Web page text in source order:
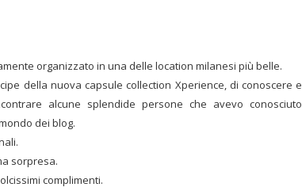
organizzato in una delle location milanesi più belle.
della nuova capsule collection Xperience, di conoscere e
alcune splendide persone che avevo conosciuto
dei blog.
sorpresa.
complimenti.